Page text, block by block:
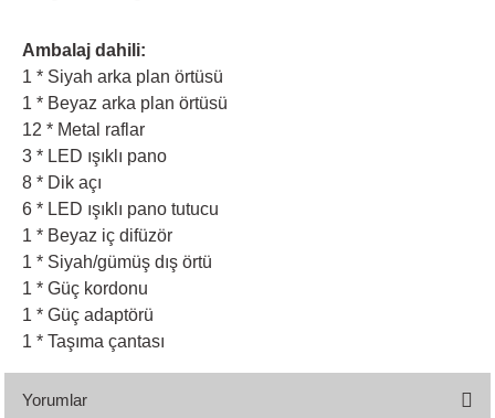
Ambalaj dahili:
1 * Siyah arka plan örtüsü
1 * Beyaz arka plan örtüsü
12 * Metal raflar
3 * LED ışıklı pano
8 * Dik açı
6 * LED ışıklı pano tutucu
1 * Beyaz iç difüzör
1 * Siyah/gümüş dış örtü
1 * Güç kordonu
1 * Güç adaptörü
1 * Taşıma çantası
Yorumlar